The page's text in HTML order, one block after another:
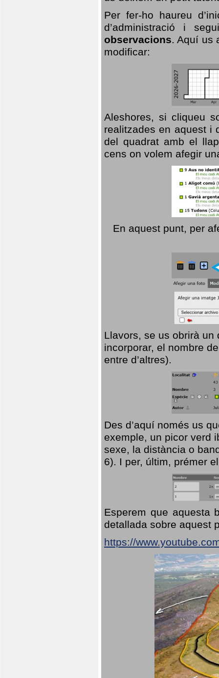
Per fer-ho haureu
d’administració i
observacions. Aquí us
modificar:
Aleshores, si cliqueu
realitzades en aquest i
del quadrat amb el
cens on volem afegir
En aquest punt, per
Llavors, se us obrirà
incorporar, el nombre
entre d’altres).
Des d’aquí només us
exemple, un picor verd
sexe, la distància o
6). I per, últim, prémer
Esperem que aquesta
detallada sobre aquest
https://